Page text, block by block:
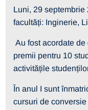
Luni, 29 septembrie
facultăți: Inginerie,
Au fost acordate
premii pentru 10
activitățile
În anul I sunt
cursuri de